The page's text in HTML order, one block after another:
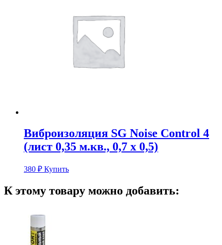
Виброизоляция SG Noise Сontrol 4
(лист 0,35 м.кв., 0,7 х 0,5)
380 ₽ Купить
К этому товару можно добавить: